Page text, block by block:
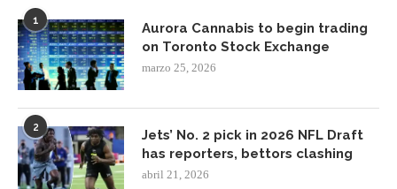
1
Aurora Cannabis to begin trading
on Toronto Stock Exchange
marzo 25, 2026
2
Jets’ No. 2 pick in 2026 NFL Draft
has reporters, bettors clashing
abril 21, 2026